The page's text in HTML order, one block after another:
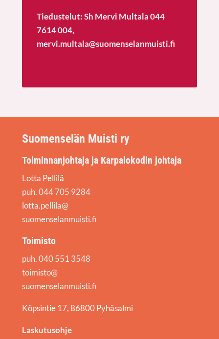
Tie­dus­te­lut: Sh Mer­vi Mul­ta­la 044
7614 004,
mervi.multala@suomenselanmuisti.fi
Suomenselän Muisti ry
Toiminnanjohtaja ja Karpalokodin johtaja
Lotta Pellilä
puh. 044 705 9284
lotta.pellila@
suomenselanmuisti.fi
Toimisto
puh. 040 551 3548
toimisto@
suomenselanmuisti.fi
Köpsintie 17, 86800 Pyhäsalmi
Laskutusohje